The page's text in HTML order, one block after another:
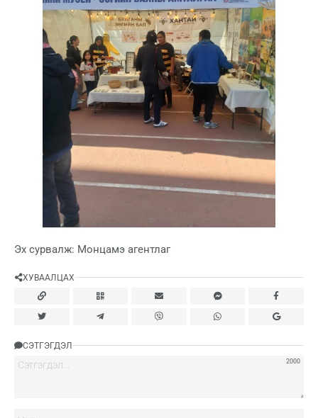
Эх сурвалж: Монцамэ агентлаг
ХУВААЛЦАХ
СЭТГЭГДЭЛ
2000